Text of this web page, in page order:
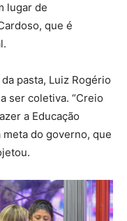
lugar de
que é
pasta, Luiz Rogério
ser coletiva. “Creio
a Educação
do governo, que